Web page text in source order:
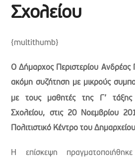
Σχολείου
{multithumb}
Ο Δήμαρχος Περιστερίου Ανδρέας
ακόμη συζήτηση με μικρούς
με τους μαθητές της Γ’
Σχολείου, στις 20 Νοεμβρίου
Πολιτιστικό Κέντρο του
Η επίσκεψη